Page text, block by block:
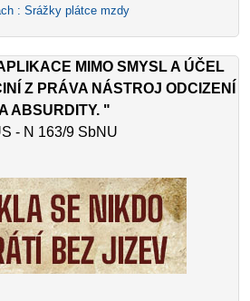
: Srážky plátce mzdy
MIMO SMYSL A ÚČEL
Z PRÁVA NÁSTROJ ODCIZENÍ
ABSURDITY. "
- N 163/9 SbNU